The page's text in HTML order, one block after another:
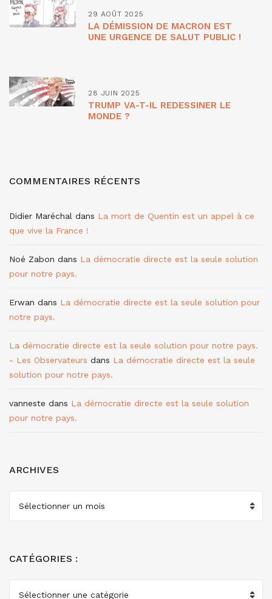
29 AOÛT 2025
LA DÉMISSION DE MACRON EST
UNE URGENCE DE SALUT PUBLIC !
28 JUIN 2025
TRUMP VA-T-IL REDESSINER LE
MONDE ?
COMMENTAIRES RÉCENTS
Didier Maréchal dans La mort de Quentin est un appel à ce
que vive la France !
Noé Zabon dans La démocratie directe est la seule solution
pour notre pays.
Erwan dans La démocratie directe est la seule solution pour
notre pays.
La démocratie directe est la seule solution pour notre pays.
- Les Observateurs dans La démocratie directe est la seule
solution pour notre pays.
vanneste dans La démocratie directe est la seule solution
pour notre pays.
ARCHIVES
CATÉGORIES :